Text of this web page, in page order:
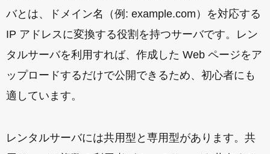
バとは、ドメイン名（例: example.com）を対応する
IP アドレスに変換する役割を持つサーバです。レン
タルサーバを利用すれば、作成した Web ページをア
ップロードするだけで公開できるため、初心者にも
適しています。
レンタルサーバには共用型と専用型があります。共